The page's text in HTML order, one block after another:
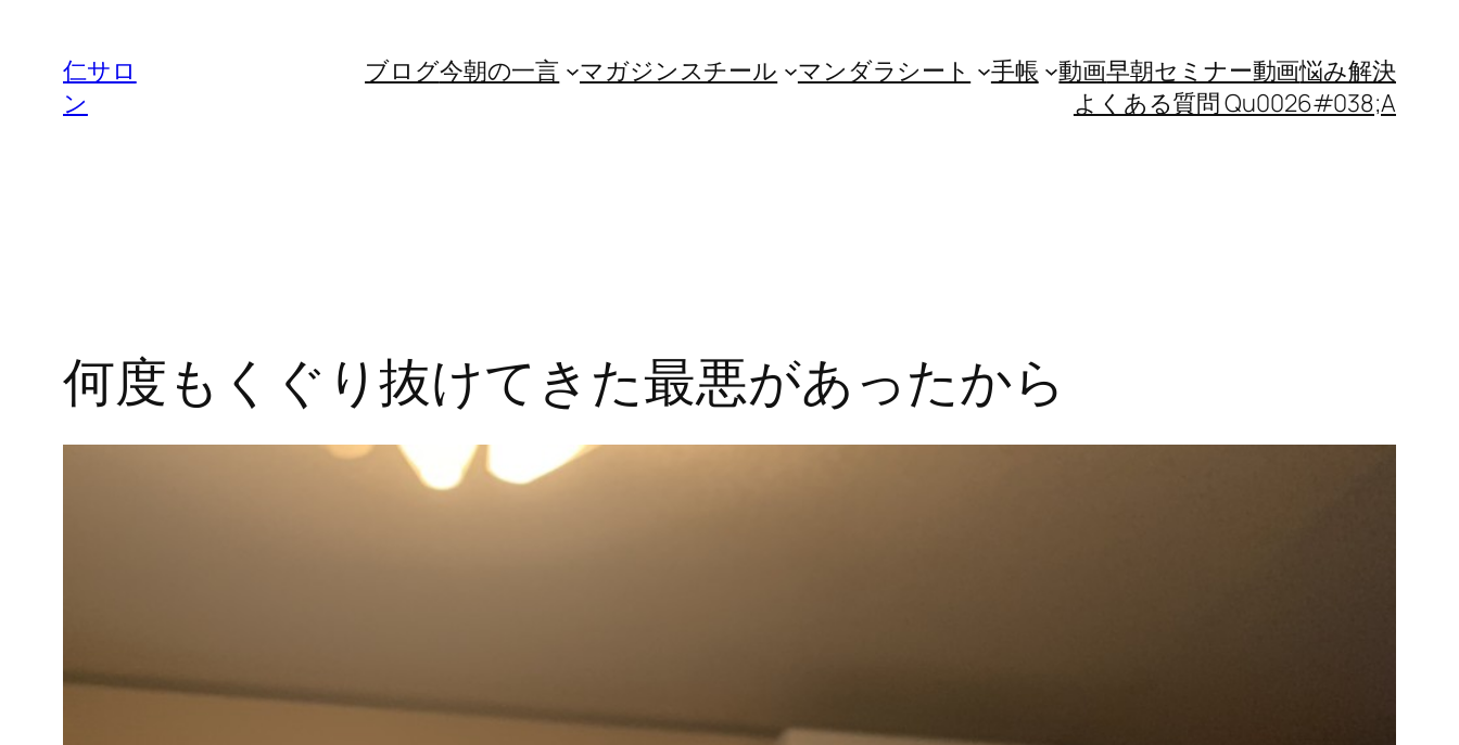
仁サロ
ン
ブログ今朝の一言 マガジンスチール マンダラシート 手帳 動画早朝セミナー動画悩み解決
よくある質問 Qu0026#038;A
何度もくぐり抜けてきた最悪があったから